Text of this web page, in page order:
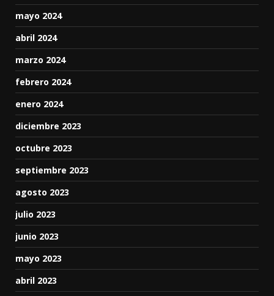
mayo 2024
abril 2024
marzo 2024
febrero 2024
enero 2024
diciembre 2023
octubre 2023
septiembre 2023
agosto 2023
julio 2023
junio 2023
mayo 2023
abril 2023